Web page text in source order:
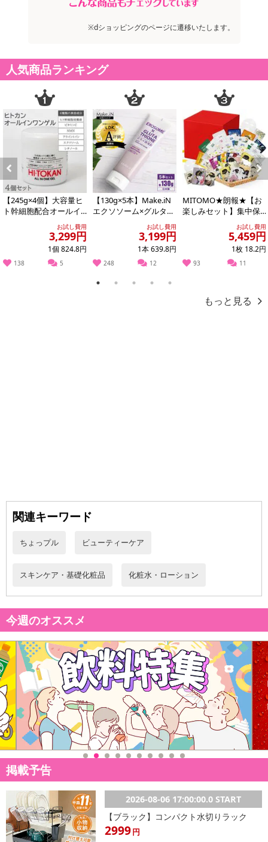
注意事項
お申込みの際は 「商品情報」に記載されている「注意事項」を
必ずご確認ください。
【キャンセルについて】
※お申込み後のキャンセルはお受けできません。
記載されている内容を必ずご確認いただき、お届けする商品セット
にご納得いただきましたうえでお申し込みください。
※パッケージ変更や商品リニューアル(成分など含む)等により、参考
の掲載画像や画像内のバーコードなど、お届け商品と多少異なる場
合がございます。
また、[新たな加工食品の原料原産地表示制度]の経過措置期間の終
了により、商品詳細内に記載の原産国・原材料の表記が旧表記の場
合がございます。
日が異なります。
※dショッピングサンプル百貨店よりお届けする商品は、ご利用いた
だいた後のご感想をいただくことを目的としており、転売等は固く
止させていただきます。
発送日カレンダー
休業日
■その他共通および商品カテゴリー別注意事項（※必ずご確認くだ
さい）
こちらの情報は 2026-07-09 14:08:36.0 での情報となります。
※dショッピングのページに遷移いたします。
人気商品ランキング
Previous
【245g×4個】大容量ヒ
ト幹細胞配合オールイ
お試し費用
3,299円
1個 824.8円
138 5
【130g×5本】Make.iN
エクソソーム×グルタチ
オン どろ×泡洗顔お試し費用
3,199円
1本 639.8円
248 12
MITOMO★朗報★【お
楽しみセット】集中保
湿マスクパック100枚増
お試し費用
5,459円
1枚 18.2円
93 11
Next
1 2 3 4 5
もっと見る
関連キーワード
ちょっプル ビューティーケア
スキンケア・基礎化粧品 化粧水・ローション
今週のオススメ
掲載予告
2026-08-06 17:00:00.0 START
【ブラック】コンパクト水切りラック
2999円